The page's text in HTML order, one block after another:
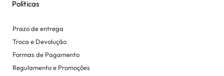
Políticas
Prazo de entrega
Troca e Devolução
Formas de Pagamento
Regulamento e Promoções